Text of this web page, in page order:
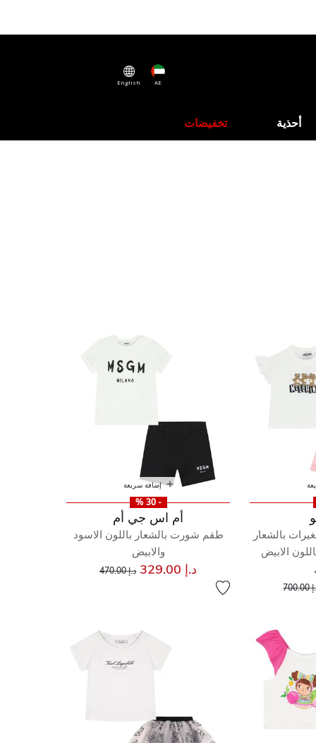
AE
English
أحذية تخفيضات
بالشعار
الابيض
سعر مخفض من
إلى
إضافة سريعة
- 30 %
أم اس جي أم
طقم شورت بالشعار باللون الاسود
والابيض
د.إ 329.00 سعر مخفض مند.إ 470.00